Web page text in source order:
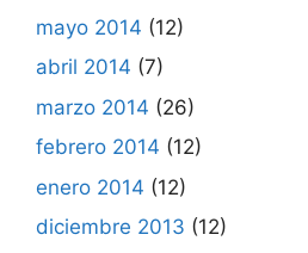
mayo 2014 (12)
abril 2014 (7)
marzo 2014 (26)
febrero 2014 (12)
enero 2014 (12)
diciembre 2013 (12)